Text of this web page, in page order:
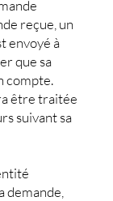
reçue, un
envoyé à
que sa
compte.
être traitée
suivant sa
demande,